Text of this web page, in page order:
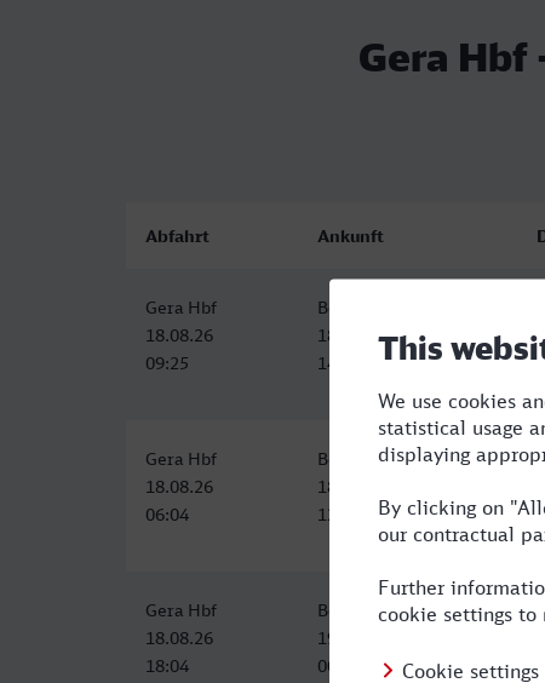
Gera Hbf
Abfahrt Ankunft
Gera Hbf
18.08.26
09:25
Boppard Hbf
18.08.26
14:39
Gera Hbf
18.08.26
06:04
Boppard Hbf
18.08.26
12:12
Gera Hbf
18.08.26
18:04
Boppard Hbf
19.08.26
00:12